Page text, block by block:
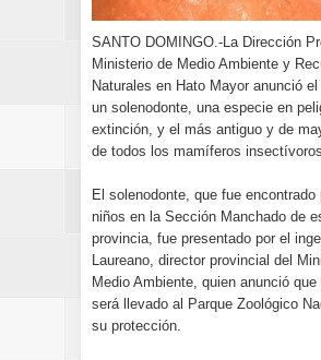
SANTO DOMINGO.-La Dirección
Ministerio de Medio Ambiente y
Naturales en Hato Mayor anunció
un solenodonte, una especie en
extinción, y el más antiguo y de
de todos los mamíferos
El solenodonte, que fue encontrado
niños en la Sección Manchado de
provincia, fue presentado por el
Laureano, director provincial del
Medio Ambiente, quien anunció
será llevado al Parque Zoológico
su protección.